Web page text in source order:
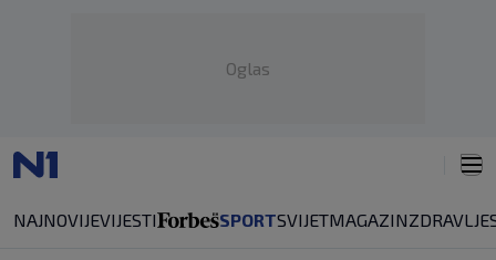
Oglas
NAJNOVIJEVIJESTI SPORTSVIJETMAGAZINZDRAVLJE